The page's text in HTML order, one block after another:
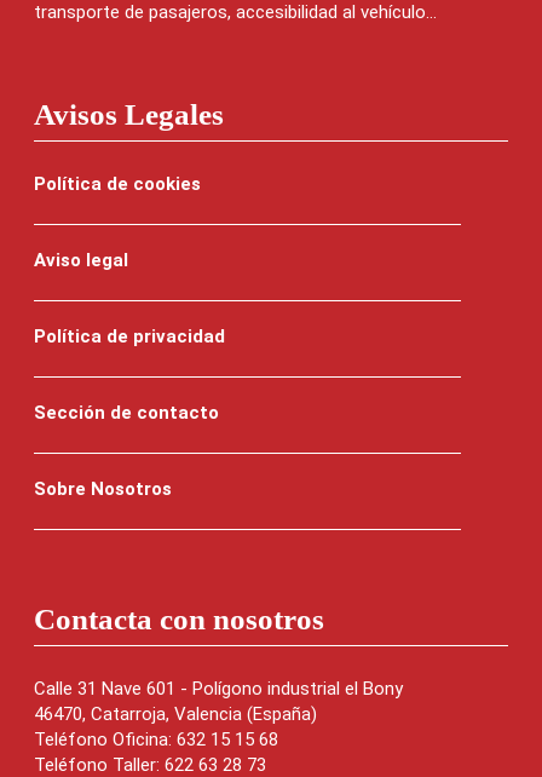
transporte de pasajeros, accesibilidad al vehículo...
Avisos Legales
Política de cookies
Aviso legal
Política de privacidad
Sección de contacto
Sobre Nosotros
Contacta con nosotros
Calle 31 Nave 601 - Polígono industrial el Bony
46470, Catarroja, Valencia (España)
Teléfono Oficina: 632 15 15 68
Teléfono Taller: 622 63 28 73